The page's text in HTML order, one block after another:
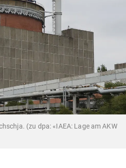
(zu dpa: «IAEA: Lage am AKW